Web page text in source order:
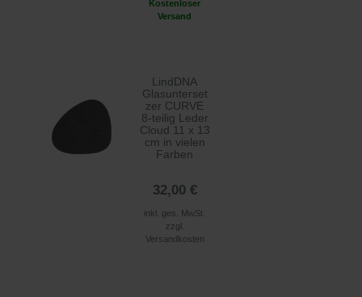
Kostenloser
Versand
LindDNA
Glasunterset
zer CURVE
8-teilig Leder
Cloud 11 x 13
cm in vielen
Farben
32,00 €
inkl. ges. MwSt.
zzgl.
Versandkosten